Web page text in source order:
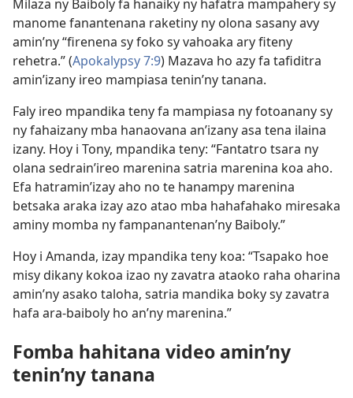
Milaza ny Baiboly fa hanaiky ny hafatra mampahery sy
manome fanantenana raketiny ny olona sasany avy
amin’ny “firenena sy foko sy vahoaka ary fiteny
rehetra.” (Apokalypsy 7:9) Mazava ho azy fa tafiditra
amin’izany ireo mampiasa tenin’ny tanana.
Faly ireo mpandika teny fa mampiasa ny fotoanany sy
ny fahaizany mba hanaovana an’izany asa tena ilaina
izany. Hoy i Tony, mpandika teny: “Fantatro tsara ny
olana sedrain’ireo marenina satria marenina koa aho.
Efa hatramin’izay aho no te hanampy marenina
betsaka araka izay azo atao mba hahafahako miresaka
aminy momba ny fampanantenan’ny Baiboly.”
Hoy i Amanda, izay mpandika teny koa: “Tsapako hoe
misy dikany kokoa izao ny zavatra ataoko raha oharina
amin’ny asako taloha, satria mandika boky sy zavatra
hafa ara-baiboly ho an’ny marenina.”
Fomba hahitana video amin’ny
tenin’ny tanana